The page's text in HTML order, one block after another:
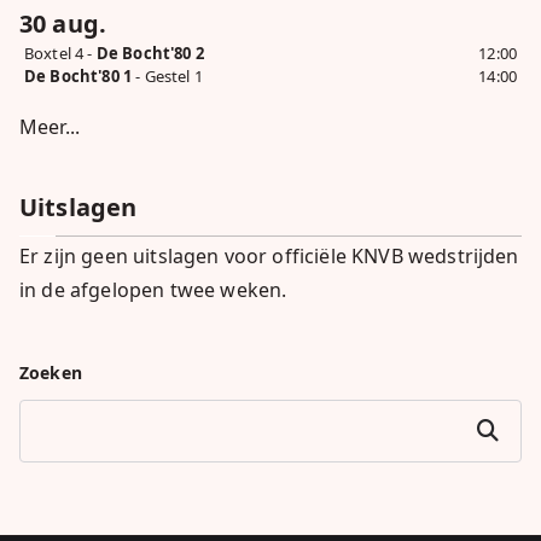
30 aug.
Boxtel 4 - De Bocht'80 2
12:00
De Bocht'80 1 - Gestel 1 14:00
Meer...
Uitslagen
Er zijn geen uitslagen voor officiële KNVB wedstrijden
in de afgelopen twee weken.
Zoeken
Zoeken